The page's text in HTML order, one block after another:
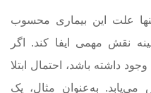
علت این بیماری محسوب
نقش مهمی ایفا کند. اگر
داشته باشد، احتمال ابتلا
می‌یابد. به‌عنوان مثال، یک